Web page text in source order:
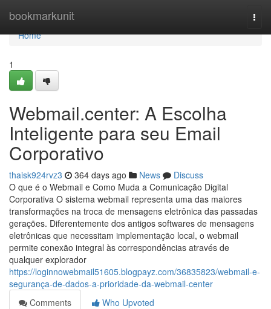
bookmarkunit
Home
Home
1
Webmail.center: A Escolha
Inteligente para seu Email
Corporativo
thaisk924rvz3 364 days ago News
Discuss
O que é o Webmail e Como Muda a Comunicação Digital
Corporativa O sistema webmail representa uma das maiores
transformações na troca de mensagens eletrônica das passadas
gerações. Diferentemente dos antigos softwares de mensagens
eletrônicas que necessitam implementação local, o webmail
permite conexão integral às correspondências através de
qualquer explorador
https://loginnowebmail51605.blogpayz.com/36835823/webmail-e-
segurança-de-dados-a-prioridade-da-webmail-center
Comments
Who Upvoted